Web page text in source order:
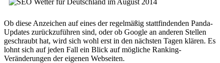
Ob diese Anzeichen auf eines der regelmäßig stattfindenden Panda-
Updates zurückzuführen sind, oder ob Google an anderen Stellen
geschraubt hat, wird sich wohl erst in den nächsten Tagen klären. Es
lohnt sich auf jeden Fall ein Blick auf mögliche Ranking-
Veränderungen der eigenen Webseiten.